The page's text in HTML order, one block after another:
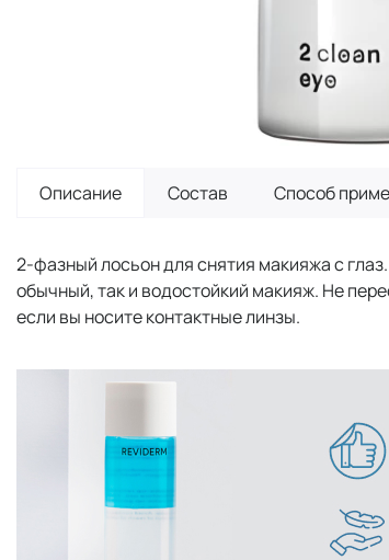
Описание Состав Способ
2-фазный лосьон для снятия макияжа с
обычный, так и водостойкий макияж. Не
если вы носите контактные линзы.